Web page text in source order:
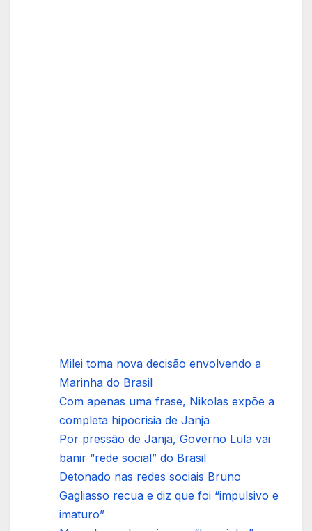
Milei toma nova decisão envolvendo a
Marinha do Brasil
Com apenas uma frase, Nikolas expõe a
completa hipocrisia de Janja
Por pressão de Janja, Governo Lula vai
banir “rede social” do Brasil
Detonado nas redes sociais Bruno
Gagliasso recua e diz que foi “impulsivo e
imaturo”